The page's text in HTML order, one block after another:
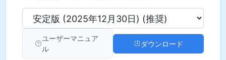
ユーザーマニュア
ル
ダウンロード